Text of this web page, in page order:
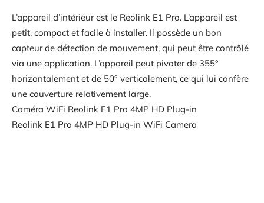
L’appareil d’intérieur est le Reolink E1 Pro. L’appareil est
petit, compact et facile à installer. Il possède un bon
capteur de détection de mouvement, qui peut être contrôlé
via une application. L’appareil peut pivoter de 355°
horizontalement et de 50° verticalement, ce qui lui confère
une couverture relativement large.
Caméra WiFi Reolink E1 Pro 4MP HD Plug-in
Reolink E1 Pro 4MP HD Plug-in WiFi Camera